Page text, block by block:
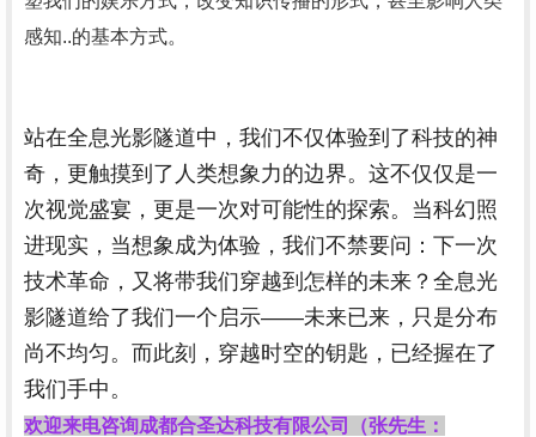
感知..的基本方式。
站在全息光影隧道中，我们不仅体验到了科技的神
奇，更触摸到了人类想象力的边界。这不仅仅是一
次视觉盛宴，更是一次对可能性的探索。当科幻照
进现实，当想象成为体验，我们不禁要问：下一次
技术革命，又将带我们穿越到怎样的未来？全息光
影隧道给了我们一个启示——未来已来，只是分布
尚不均匀。而此刻，穿越时空的钥匙，已经握在了
我们手中。
欢迎来电咨询成都合圣达科技有限公司（张先生：